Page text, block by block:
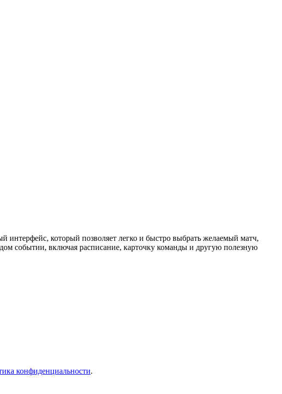
который позволяет легко и быстро выбрать желаемый матч,
событии, включая расписание, карточку команды и другую полезную
конфиденциальности.